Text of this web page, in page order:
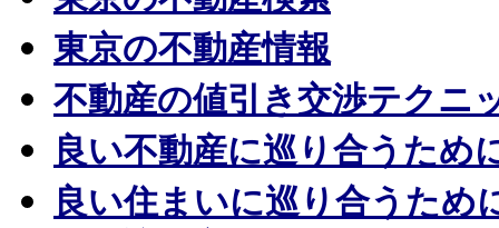
東京の不動産情報
不動産の値引き交渉テクニ
良い不動産に巡り合うため
良い住まいに巡り合うため